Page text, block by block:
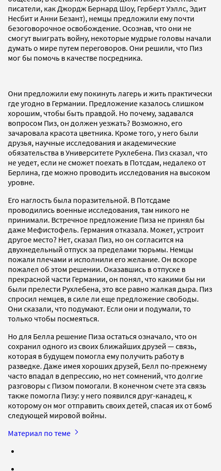
писатели, как Джордж Бернард Шоу, Герберт Уэллс, Эдит
Несбит и Анни Безант), немцы предложили ему почти
безоговорочное освобождение. Осознав, что они не
смогут выиграть войну, некоторые мудрые головы начали
думать о мире путем переговоров. Они решили, что Пиз
мог бы помочь в качестве посредника.
Они предложили ему покинуть лагерь и жить практически
где угодно в Германии. Предложение казалось слишком
хорошим, чтобы быть правдой. Но почему, задавался
вопросом Пиз, он должен уезжать? Возможно, его
зачаровала красота цветника. Кроме того, у него были
друзья, научные исследования и академические
обязательства в Университете Рухлебена. Пиз сказал, что
не уедет, если не сможет поехать в Потсдам, недалеко от
Берлина, где можно проводить исследования на высоком
уровне.
Его наглость была поразительной. В Потсдаме
проводились военные исследования, там никого не
принимали. Встречное предложение Пиза не принял бы
даже Мефистофель. Германия отказала. Может, устроит
другое место? Нет, сказал Пиз, но он согласится на
двухнедельный отпуск за пределами тюрьмы. Немцы
пожали плечами и исполнили его желание. Он вскоре
пожалел об этом решении. Оказавшись в отпуске в
прекрасной части Германии, он понял, что какими бы ни
были прелести Рухлебена, это все равно жалкая дыра. Пиз
спросил немцев, в силе ли еще предложение свободы.
Они сказали, что подумают. Если они и подумали, то
только чтобы посмеяться.
Но для Белла решение Пиза остаться означало, что он
сохранил одного из своих ближайших друзей — связь,
которая в будущем помогла ему получить работу в
разведке. Даже имея хороших друзей, Белл по-прежнему
часто впадал в депрессию, но нет сомнений, что долгие
разговоры с Пизом помогали. В конечном счете эта связь
также помогла Пизу: у него появился друг-канадец, к
которому он мог отправить своих детей, спасая их от бомб
следующей мировой войны.
Материал по теме